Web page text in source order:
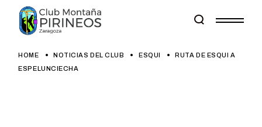
content
HOME NOTICIAS DEL CLUB ESQUI
RUTA DE ESQUI A
ESPELUNCIECHA